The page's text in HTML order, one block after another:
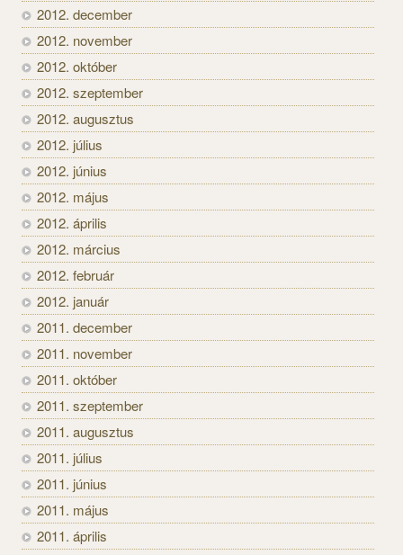
2012. december
2012. november
2012. október
2012. szeptember
2012. augusztus
2012. július
2012. június
2012. május
2012. április
2012. március
2012. február
2012. január
2011. december
2011. november
2011. október
2011. szeptember
2011. augusztus
2011. július
2011. június
2011. május
2011. április